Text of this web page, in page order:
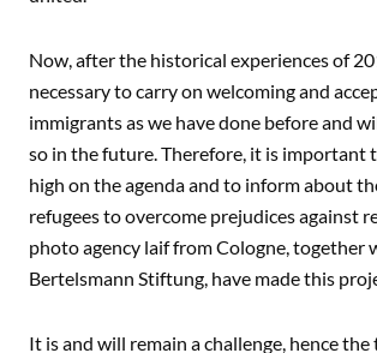
Now, after the historical experiences of
necessary to carry on welcoming and
immigrants as we have done before and
so in the future. Therefore, it is important
high on the agenda and to inform about
refugees to overcome prejudices against
photo agency laif from Cologne, together
Bertelsmann Stiftung, have made this
It is and will remain a challenge, hence